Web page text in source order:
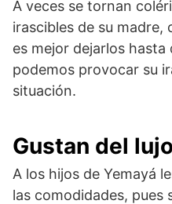
A veces se tornan
irascibles de su madre,
es mejor dejarlos hasta
podemos provocar su
situación.
Gustan del
A los hijos de Yemayá
las comodidades, pues